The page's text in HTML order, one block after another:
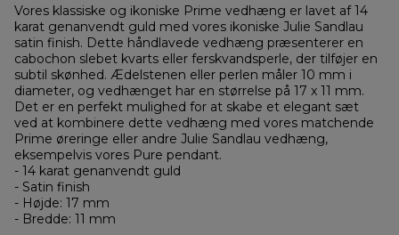
Vores klassiske og ikoniske Prime vedhæng er lavet af 14
karat genanvendt guld med vores ikoniske Julie Sandlau
satin finish. Dette håndlavede vedhæng præsenterer en
cabochon slebet kvarts eller ferskvandsperle, der tilføjer en
subtil skønhed. Ædelstenen eller perlen måler 10 mm i
diameter, og vedhænget har en størrelse på 17 x 11 mm.
Det er en perfekt mulighed for at skabe et elegant sæt
ved at kombinere dette vedhæng med vores matchende
Prime øreringe eller andre Julie Sandlau vedhæng,
eksempelvis vores Pure pendant.
- 14 karat genanvendt guld
- Satin finish
- Højde: 17 mm
- Bredde: 11 mm